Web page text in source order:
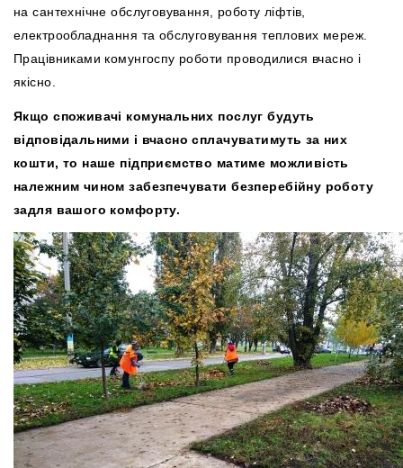
на сантехнічне обслуговування, роботу ліфтів,
електрообладнання та обслуговування теплових мереж.
Працівниками комунгоспу роботи проводилися вчасно і
якісно.
Якщо споживачі комунальних послуг будуть
відповідальними і вчасно сплачуватимуть за них
кошти, то наше підприємство матиме можливість
належним чином забезпечувати безперебійну роботу
задля вашого комфорту.